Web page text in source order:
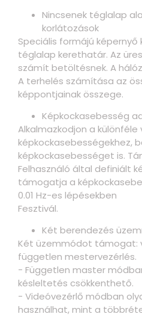
Nincsenek téglalap
korlátozások
Speciális formájú képernyő
téglalap kerethatár. Az
számít betöltésnek. A
A terhelés számítása az
képpontjainak összege.
Képkockasebesség
Alkalmazkodjon a
képkockasebességekhez,
képkockasebességet is.
Felhasználó által definiált
támogatja a
0.01 Hz-es lépésekben
Fesztivál.
Két berendezés
Két üzemmódot támogat:
független mestervezérlés.
− Független master
késleltetés csökkenthető.
− Videóvezérlő módban
használhat, mint a